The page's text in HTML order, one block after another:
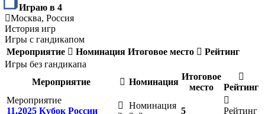
Играю в 4
Москва, Россия
История игр
Игры с гандикапом
Мероприятие
Номинация Итоговое место
Рейтинг
Игры без гандикапа
Мероприятие
Номинация
Итоговое
место
Рейтинг
Мероприятие
11.2025 Кубок России
Номинация
5 Рейтинг